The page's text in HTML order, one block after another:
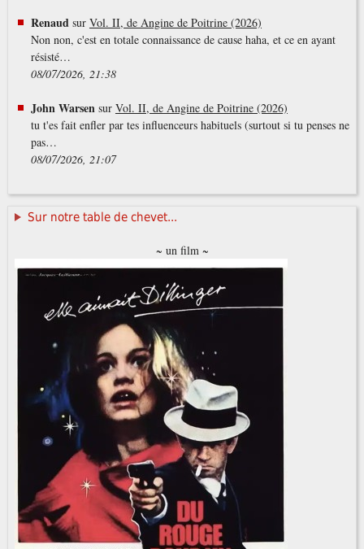
Renaud sur Vol. II, de Angine de Poitrine (2026)
Non non, c'est en totale connaissance de cause haha, et ce en ayant
résisté…
08/07/2026, 21:38
John Warsen sur Vol. II, de Angine de Poitrine (2026)
tu t'es fait enfler par tes influenceurs habituels (surtout si tu penses ne
pas…
08/07/2026, 21:07
Sur notre table de chevet...
~ un film ~